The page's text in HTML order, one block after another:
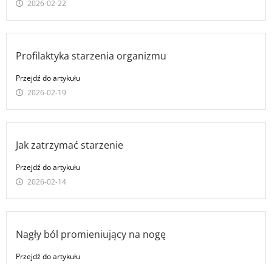
2026-02-22
Profilaktyka starzenia organizmu
Przejdź do artykułu
2026-02-19
Jak zatrzymać starzenie
Przejdź do artykułu
2026-02-14
Nagły ból promieniujący na nogę
Przejdź do artykułu